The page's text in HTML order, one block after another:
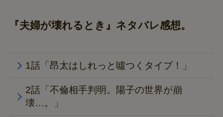
『夫婦が壊れるとき』ネタバレ感想。
1話「昂太はしれっと噓つくタイプ！」
2話「不倫相手判明。陽子の世界が崩
壊…。」